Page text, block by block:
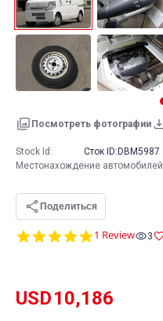
Посмотреть фотографии
5.0
1 Review 3
USD10,186
Stock Id: Сток ID: DBM5987
Местонахождение автомобилей
Поделиться